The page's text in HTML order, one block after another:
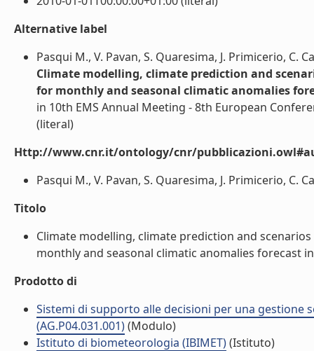
Alternative label
Pasqui M., V. Pavan, S. Quaresima, J. Primicerio, C.
Climate modelling, climate prediction and
for monthly and seasonal climatic anomalies
in 10th EMS Annual Meeting - 8th European
(literal)
Http://www.cnr.it/ontology/cnr/
Pasqui M., V. Pavan, S. Quaresima, J. Primicerio, C.
Titolo
Climate modelling, climate prediction and
monthly and seasonal climatic anomalies forecast
Prodotto di
Sistemi di supporto alle decisioni per una gestione
(AG.P04.031.001)(Modulo)
Istituto di biometeorologia (IBIMET)(Istituto)